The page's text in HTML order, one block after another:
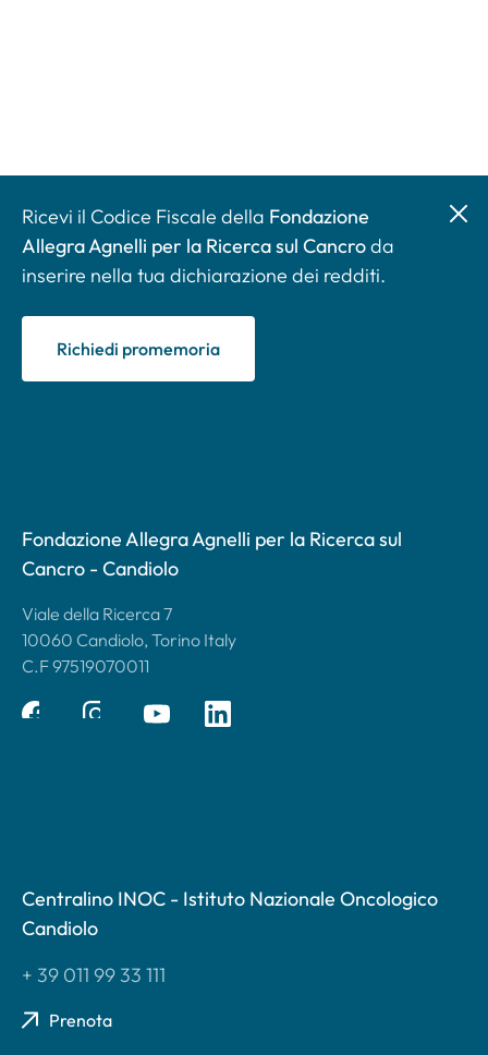
Ricevi il Codice Fiscale della Fondazione
Allegra Agnelli per la Ricerca sul Cancroda
inserire nella tua dichiarazione dei redditi.
Richiedi promemoria
Fondazione Allegra Agnelli per la Ricerca sul
Cancro - Candiolo
Viale della Ricerca 7
10060 Candiolo, Torino Italy
C.F 97519070011
Centralino INOC - Istituto Nazionale Oncologico
Candiolo
+ 39 011 99 33 111
Prenota